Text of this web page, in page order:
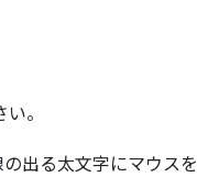
。
出る太文字にマウス